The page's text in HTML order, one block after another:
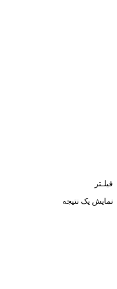
فیلـتر
نمایش یک نتیجه